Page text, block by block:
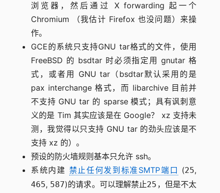
浏览器，然后通过 X forwarding 起一个
Chromium （我估计 Firefox 也没问题）来操
作。
GCE的系统只支持GNU tar格式的文件，使用
FreeBSD 的 bsdtar 时必须指定用 gnutar 格
式，或者用 GNU tar（bsdtar默认采用的是
pax interchange 格式，而 libarchive 目前并
不支持 GNU tar 的 sparse 模式；具有讽刺意
义的是 Tim 其实应该是在 Google？ xz 支持未
测，我觉得以只支持 GNU tar 的劲头应该是不
支持 xz 的）。
预设的防火墙规则基本只允许 ssh。
系统内建 禁止任何发到标准SMTP端口 (25,
465, 587)的请求。可以理解禁止25 ，但是不太